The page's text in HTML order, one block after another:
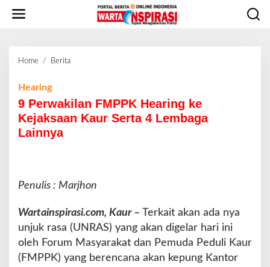
Home / Berita
r
w
a
n
P
P
K
H
Hearing
9 Perwakilan FMPPK Hearing ke
Kejaksaan Kaur Serta 4 Lembaga
Lainnya
Penulis : Marjhon
Wartainspirasi.com, Kaur – Terkait akan ada nya
unjuk rasa (UNRAS) yang akan digelar hari ini
oleh Forum Masyarakat dan Pemuda Peduli Kaur
(FMPPK) yang berencana akan kepung Kantor